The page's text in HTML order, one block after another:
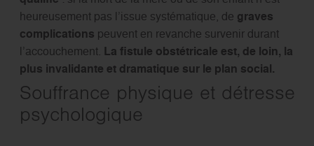
heureusement pas l’issue systématique, de graves
complications peuvent en revanche survenir durant
l’accouchement. La fistule obstétricale est, de loin, la
plus invalidante et dramatique sur le plan social.
Souffrance physique et détresse
psychologique